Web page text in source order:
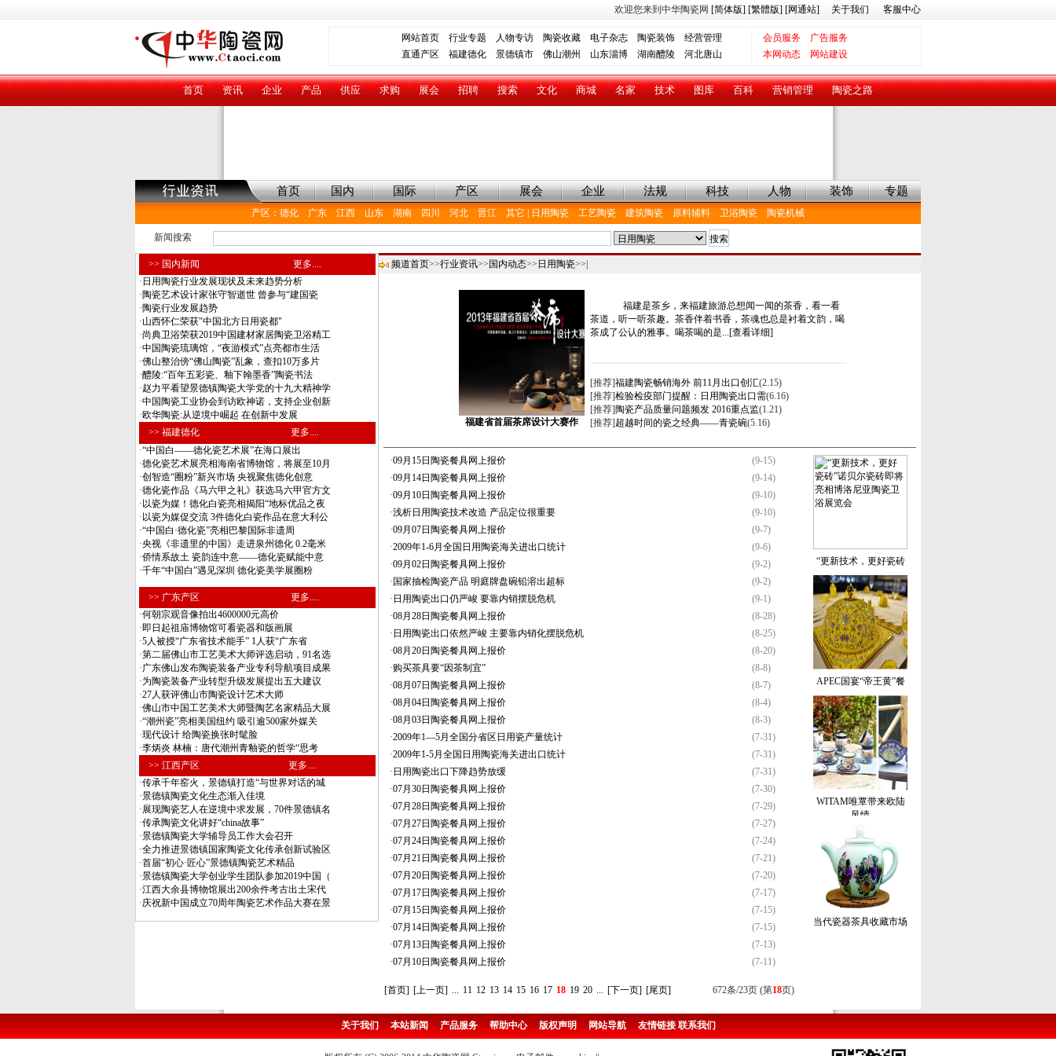
欢迎您来到中华陶瓷网 [简体版] [繁體版] [网通站] 关于我们 客服中心
网站首页 行业专题 人物专访 陶瓷收藏 电子杂志 陶瓷装饰 经营管理 会员服务
广告服务
直通产区 福建德化 景德镇市 佛山潮州 山东淄博 湖南醴陵 河北唐山 本网动态 网站建设
首页 资讯 企业 产品 供应 求购 展会 招聘 搜索 文化 商城 名家 技术 图库 百科 营销管理 陶瓷之路
首页 国内 国际 产区 展会 企业 法规 科技 人物 装饰 专题
产区 ： 德化 广东 江西 山东 湖南 四川 河北 晋江 其它 日用陶瓷 工艺陶瓷 建筑陶瓷 原料辅料 卫浴陶瓷 陶瓷机械
新闻搜索
>> 国内新闻
更多....
· 日用陶瓷行业发展现状及未来趋势分析
·陶瓷艺术设计家张守智逝世 曾参与“建国瓷
·陶瓷行业发展趋势
·山西怀仁荣获"中国北方日用瓷都"
·尚典卫浴荣获2019中国建材家居陶瓷卫浴精工
·中国陶瓷琉璃馆，“夜游模式”点亮都市生活
·佛山整治傍“佛山陶瓷”乱象，查扣10万多片
·醴陵:“百年五彩瓷、釉下翰墨香”陶瓷书法
·赵力平看望景德镇陶瓷大学党的十九大精神学
·中国陶瓷工业协会到访欧神诺，支持企业创新
·欧华陶瓷:从逆境中崛起 在创新中发展
>> 福建德化
更多....
·“中国白——德化瓷艺术展”在海口展出
·德化瓷艺术展亮相海南省博物馆，将展至10月
·创智造“圈粉”新兴市场 央视聚焦德化创意
·德化瓷作品《马六甲之礼》获选马六甲官方文
· 以瓷为媒！德化白瓷亮相揭阳“地标优品之夜
· 以瓷为媒促交流 3件德化白瓷作品在意大利公
·“中国白·德化瓷”亮相巴黎国际非遗周
·央视《非遗里的中国》走进泉州德化 0.2毫米
·侨情系故土 瓷韵连中意——德化瓷赋能中意
·千年“中国白”遇见深圳 德化瓷美学展圈粉
>> 广东产区
更多....
·何朝宗观音像拍出4600000元高价
·即日起祖庙博物馆可看瓷器和版画展
·5人被授“广东省技术能手” 1人获“广东省
·第二届佛山市工艺美术大师评选启动，91名选
·广东佛山发布陶瓷装备产业专利导航项目成果
·为陶瓷装备产业转型升级发展提出五大建议
·27人获评佛山市陶瓷设计艺术大师
·佛山市中国工艺美术大师暨陶艺名家精品大展
·“潮州瓷”亮相美国纽约 吸引逾500家外媒关
·现代设计 给陶瓷换张时髦脸
·李炳炎 林楠：唐代潮州青釉瓷的哲学“思考
>> 江西产区
更多....
·传承千年窑火，景德镇打造“与世界对话的城
·景德镇陶瓷文化生态渐入佳境
·展现陶瓷艺人在逆境中求发展，70件景德镇名
·传承陶瓷文化讲好“china故事”
·景德镇陶瓷大学辅导员工作大会召开
·全力推进景德镇国家陶瓷文化传承创新试验区
·首届“初心·匠心”景德镇陶瓷艺术精品
·景德镇陶瓷大学创业学生团队参加2019中国（
·江西大余县博物馆展出200余件考古出土宋代
·庆祝新中国成立70周年陶瓷艺术作品大赛在景
频道首页>>行业资讯>> 国内动态>> 日用陶瓷>>|
福建省首届茶席设计大赛作
福建是茶乡，来福建旅游总想闻一闻的茶香，看一看
茶道，听一听茶趣。茶香伴着书香，茶魂也总是衬着文韵，喝
茶成了公认的雅事。喝茶喝的是...[查看详细]
[推荐]福建陶瓷畅销海外 前11月出口创汇(2.15)
[推荐]检验检疫部门提醒：日用陶瓷出口需(6.16)
[推荐]陶瓷产品质量问题频发 2016重点监(1.21)
[推荐]超越时间的瓷之经典——青瓷碗(5.16)
·09月15日陶瓷餐具网上报价
(9-15)
·09月14日陶瓷餐具网上报价
(9-14)
·09月10日陶瓷餐具网上报价
(9-10)
·浅析日用陶瓷技术改造 产品定位很重要
(9-10)
·09月07日陶瓷餐具网上报价
(9-7)
·2009年1-6月全国日用陶瓷海关进出口统计
(9-6)
·09月02日陶瓷餐具网上报价
(9-2)
· 国家抽检陶瓷产品 明庭牌盘碗铅溶出超标
(9-2)
· 日用陶瓷出口仍严峻 要靠内销摆脱危机
(9-1)
·08月28日陶瓷餐具网上报价
(8-28)
· 日用陶瓷出口依然严峻 主要靠内销化摆脱危机
(8-25)
·08月20日陶瓷餐具网上报价
(8-20)
·购买茶具要“因茶制宜”
(8-8)
·08月07日陶瓷餐具网上报价
(8-7)
·08月04日陶瓷餐具网上报价
(8-4)
·08月03日陶瓷餐具网上报价
(8-3)
·2009年1—5月全国分省区日用瓷产量统计
(7-31)
·2009年1-5月全国日用陶瓷海关进出口统计
(7-31)
· 日用陶瓷出口下降趋势放缓
(7-31)
·07月30日陶瓷餐具网上报价
(7-30)
·07月28日陶瓷餐具网上报价
(7-29)
·07月27日陶瓷餐具网上报价
(7-27)
·07月24日陶瓷餐具网上报价
(7-24)
·07月21日陶瓷餐具网上报价
(7-21)
·07月20日陶瓷餐具网上报价
(7-20)
·07月17日陶瓷餐具网上报价
(7-17)
·07月15日陶瓷餐具网上报价
(7-15)
·07月14日陶瓷餐具网上报价
(7-15)
·07月13日陶瓷餐具网上报价
(7-13)
·07月10日陶瓷餐具网上报价 (7-11)
“更新技术，更好瓷砖
APEC国宴“帝王黄”餐
WITAM唯覃带来欧陆
风情
当代瓷器茶具收藏市场
[首页] [上一页] ... 11 12 13 14 15 16 17 18 19 20 ... [下一页] [尾页] 672条/23页 (第18页)
关于我们 本站新闻 产品服务 帮助中心 版权声明 网站导航 友情链接 联系我们